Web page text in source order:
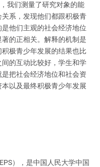
我们测量了研究对象的能
系，发现他们都跟积极青
他们主观的社会经济地位
的正相关。解释的机制是
极青少年发展的结果也比
的互动比较好，学生和学
把社会经济地位和社会资
以及最终积极青少年发展
），是中国人民大学中国